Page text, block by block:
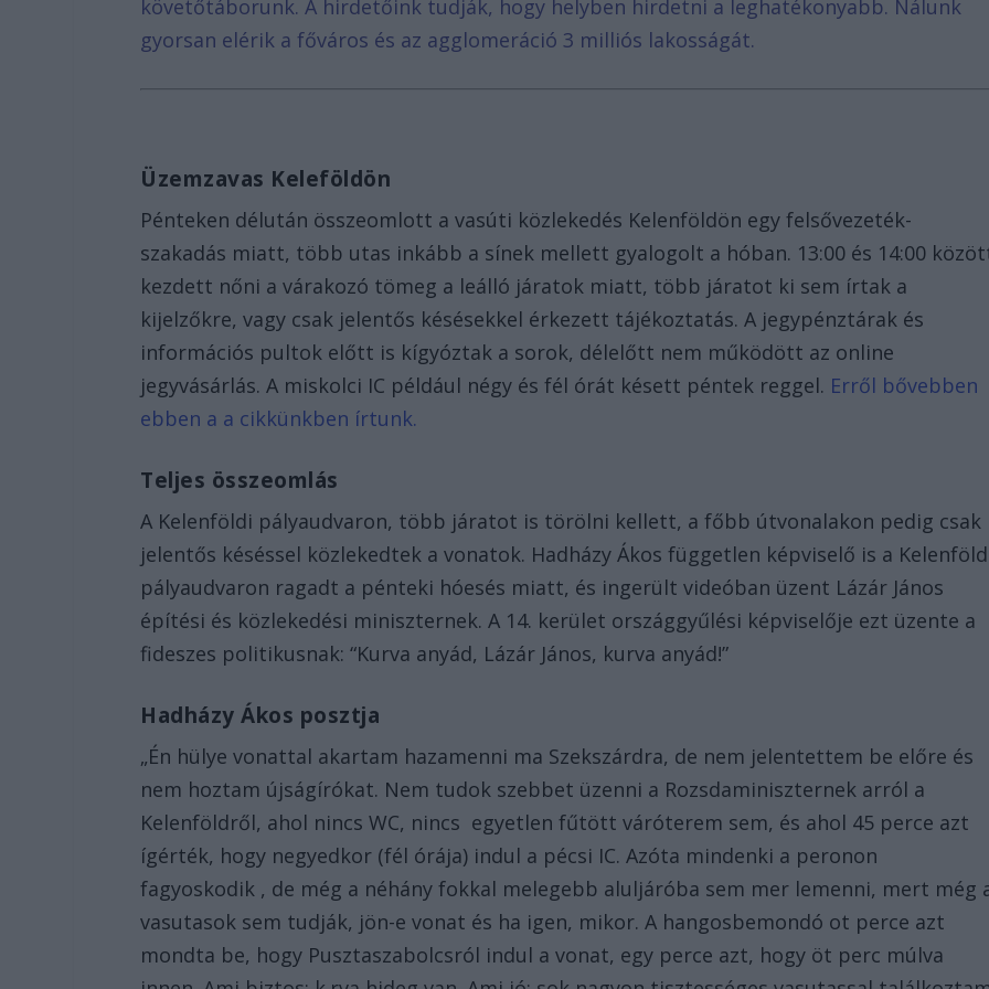
követőtáborunk. A hirdetőink tudják, hogy helyben hirdetni a leghatékonyabb. Nálunk
gyorsan elérik a főváros és az agglomeráció 3 milliós lakosságát.
Üzemzavas Keleföldön
Pénteken délután összeomlott a vasúti közlekedés Kelenföldön egy felsővezeték-
szakadás miatt, több utas inkább a sínek mellett gyalogolt a hóban. 13:00 és 14:00
kezdett nőni a várakozó tömeg a leálló járatok miatt, több járatot ki sem írtak a
kijelzőkre, vagy csak jelentős késésekkel érkezett tájékoztatás. A jegypénztárak és
információs pultok előtt is kígyóztak a sorok, délelőtt nem működött az online
jegyvásárlás. A miskolci IC például négy és fél órát késett péntek reggel. Erről bővebben
ebben a a cikkünkben írtunk.
Teljes összeomlás
A Kelenföldi pályaudvaron, több járatot is törölni kellett, a főbb útvonalakon pedig csak
jelentős késéssel közlekedtek a vonatok. Hadházy Ákos független képviselő is a
pályaudvaron ragadt a pénteki hóesés miatt, és ingerült videóban üzent Lázár János
építési és közlekedési miniszternek. A 14. kerület országgyűlési képviselője ezt üzente a
fideszes politikusnak: “Kurva anyád, Lázár János, kurva anyád!”
Hadházy Ákos posztja
„Én hülye vonattal akartam hazamenni ma Szekszárdra, de nem jelentettem be előre és
nem hoztam újságírókat. Nem tudok szebbet üzenni a Rozsdaminiszternek arról a
Kelenföldről, ahol nincs WC, nincs egyetlen fűtött váróterem sem, és ahol 45 perce azt
ígérték, hogy negyedkor (fél órája) indul a pécsi IC. Azóta mindenki a peronon
fagyoskodik , de még a néhány fokkal melegebb aluljáróba sem mer lemenni, mert még
vasutasok sem tudják, jön-e vonat és ha igen, mikor. A hangosbemondó ot perce azt
mondta be, hogy Pusztaszabolcsról indul a vonat, egy perce azt, hogy öt perc múlva